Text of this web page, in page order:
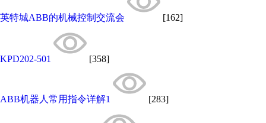
英特城ABB的机械控制交流会 [162]
KPD202-501 [358]
ABB机器人常用指令详解1 [283]